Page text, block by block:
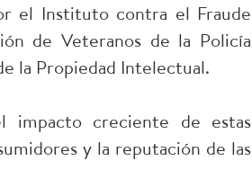
el Instituto contra el Fraude
de Veteranos de la Policía
la Propiedad Intelectual.
impacto creciente de estas
y la reputación de las